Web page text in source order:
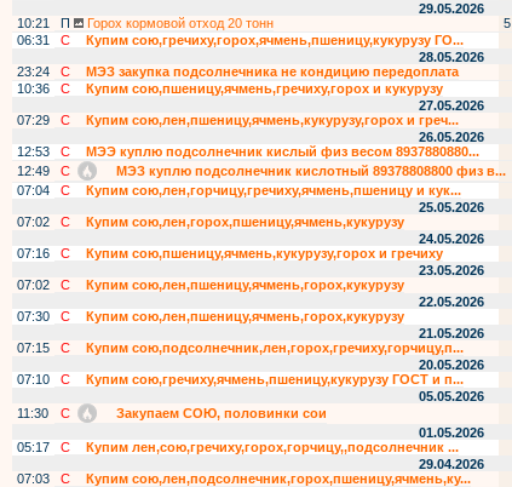
29.05.2026
10:21
П Горох кормовой отход 20 тонн 5
06:31
С Купим сою,гречиху,горох,ячмень,пшеницу,кукурузу ГО...
28.05.2026
23:24
С МЭЗ закупка подсолнечника не кондицию передоплата
10:36
С Купим сою,пшеницу,ячмень,гречиху,горох и кукурузу
27.05.2026
07:29
С Купим сою,лен,пшеницу,ячмень,кукурузу,горох и греч...
26.05.2026
12:53
С МЭЭ куплю подсолнечник кислый физ весом 8937880880...
12:49
С МЭЗ куплю подсолнечник кислотный 89378808800 физ в...
07:04
С Купим сою,лен,горчицу,гречиху,ячмень,пшеницу и кук...
25.05.2026
07:02
С Купим сою,лен,горох,пшеницу,ячмень,кукурузу
24.05.2026
07:16
С Купим сою,пшеницу,ячмень,кукурузу,горох и гречиху
23.05.2026
07:02
С Купим сою,лен,пшеницу,ячмень,горох,кукурузу
22.05.2026
07:30
С Купим сою,лен,пшеницу,ячмень,горох,кукурузу
21.05.2026
07:15
С Купим сою,подсолнечник,лен,горох,гречиху,горчицу,п...
20.05.2026
07:10
С Купим сою,гречиху,ячмень,пшеницу,кукурузу ГОСТ и п...
05.05.2026
11:30
С Закупаем СОЮ, половинки сои
01.05.2026
05:17
С Купим лен,сою,гречиху,горох,горчицу,,подсолнечник ...
29.04.2026
07:03
С Купим сою,лен,подсолнечник,горох,пшеницу,ячмень,ку...